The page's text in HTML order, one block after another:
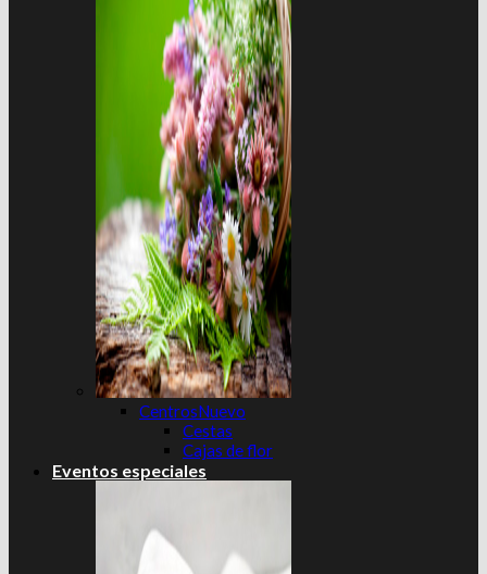
Centros
Cestas
Cajas de flor
Eventos especiales